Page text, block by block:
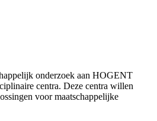
onderzoek aan HOGENT
centra. Deze centra willen
voor maatschappelijke